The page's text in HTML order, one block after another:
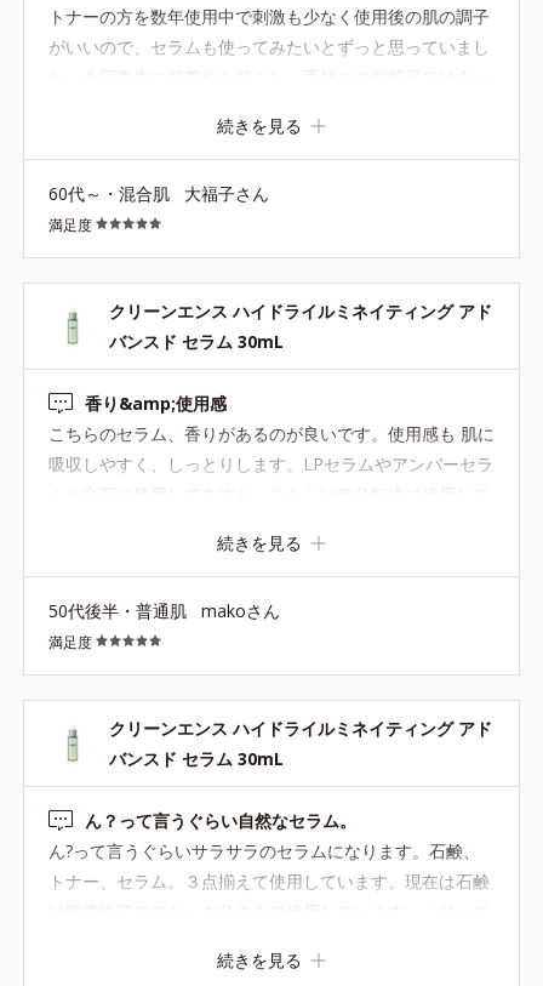
トナーの方を数年使用中で刺激も少なく使用後の肌の調子
がいいので、セラムも使ってみたいとずっと思っていまし
浸透よく、保湿力が高く肌の表面が整う感じです。このシ
かオールインワンクリーム又はジェルがあればいいなと思
います。
続きを見る
60代～・混合肌 大福子さん
満足度
クリーンエンス ハイドライルミネイティング アド
バンスド セラム 30mL
香り&amp;使用感
こちらのセラム、香りがあるのが良いです。使用感も 肌に
吸収しやすく、しっとりします。LPセラムやアンバーセラ
続きを見る
50代後半・普通肌 makoさん
満足度
クリーンエンス ハイドライルミネイティング アド
バンスド セラム 30mL
ん？って言うぐらい自然なセラム。
ん?って言うぐらいサラサラのセラムになります。石鹸、
トナー、セラム。３点揃えて使用しています。現在は石鹸
『クリーンエース』無くなっちゃうのか不安です。価格な
続きを見る